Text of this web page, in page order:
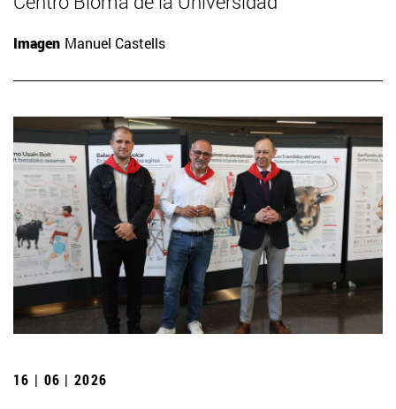
Imagen Manuel Castells
16 | 06 | 2026